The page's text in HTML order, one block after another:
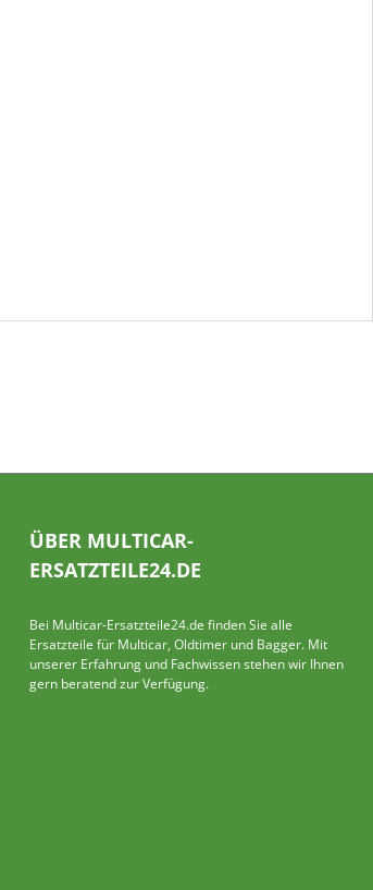
ÜBER MULTICAR-
ERSATZTEILE24.DE
Bei Multicar-Ersatzteile24.de finden Sie alle
Ersatzteile für Multicar, Oldtimer und Bagger. Mit
unserer Erfahrung und Fachwissen stehen wir Ihnen
gern beratend zur Verfügung.